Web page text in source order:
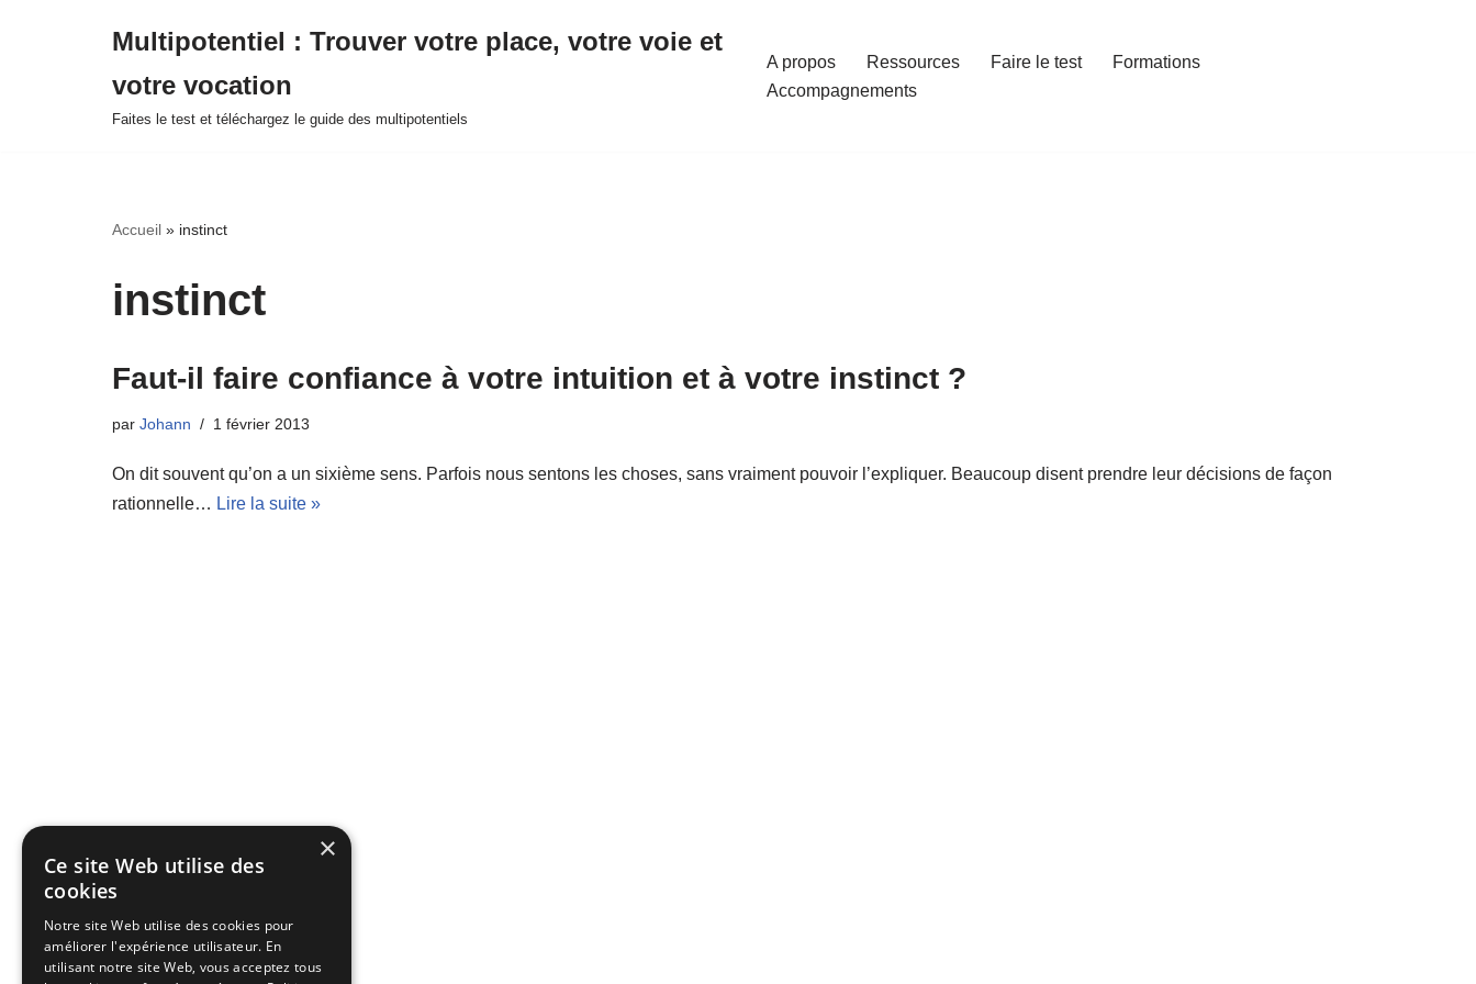
Multipotentiel : Trouver votre place, votre voie et
votre vocation
Faites le test et téléchargez le guide des multipotentiels
A propos Ressources Faire le test
Formations
Accompagnements
Accueil » instinct
instinct
Faut-il faire confiance à votre intuition et à votre instinct ?
par Johann 1 février 2013
On dit souvent qu’on a un sixième sens. Parfois nous sentons les choses, sans vraiment pouvoir l’expliquer. Beaucoup disent prendre leur décisions de façon
rationnelle… Lire la suite »
×
Ce site Web utilise des
cookies
Notre site Web utilise des cookies pour
améliorer l'expérience utilisateur. En
utilisant notre site Web, vous acceptez tous